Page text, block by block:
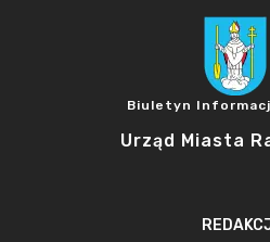
Biuletyn
Urząd Miasta